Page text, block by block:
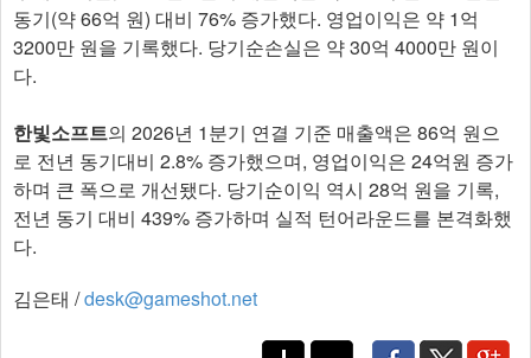
동기(약 66억 원) 대비 76% 증가했다. 영업이익은 약 1억
3200만 원을 기록했다. 당기순손실은 약 30억 4000만 원이
다.
한빛소프트의 2026년 1분기 연결 기준 매출액은 86억 원으
로 전년 동기대비 2.8% 증가했으며, 영업이익은 24억원 증가
하며 큰 폭으로 개선됐다. 당기순이익 역시 28억 원을 기록,
전년 동기 대비 439% 증가하며 실적 턴어라운드를 본격화했
다.
김은태 /desk@gameshot.net